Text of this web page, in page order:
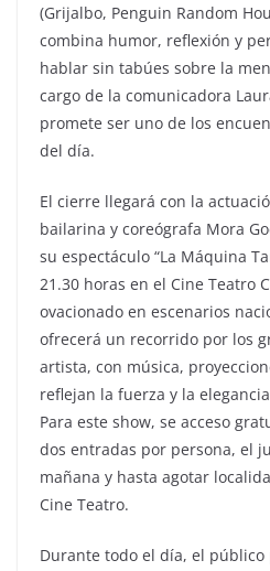
(Grijalbo, Penguin Random
combina humor, reflexión y
hablar sin tabúes sobre la
cargo de la comunicadora
promete ser uno de los
del día.
El cierre llegará con la
bailarina y coreógrafa Mora
su espectáculo “La Máquina
21.30 horas en el Cine Teatro
ovacionado en escenarios
ofrecerá un recorrido por los
artista, con música,
reflejan la fuerza y la
Para este show, se acceso
dos entradas por persona, el
mañana y hasta agotar
Cine Teatro.
Durante todo el día, el